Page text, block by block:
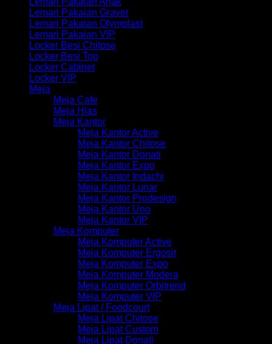
Lemari Pakaian Graver
Lemari Pakaian Olymplast
Lemari Pakaian VIP
Locker Besi Chitose
Locker Besi Top
Locker Cabinet
Locker VIP
Meja
Meja Cafe
Meja Hias
Meja Kantor
Meja Kantor Active
Meja Kantor Chitose
Meja Kantor Donati
Meja Kantor Expo
Meja Kantor Indachi
Meja Kantor Lunar
Meja Kantor Prodesign
Meja Kantor Uno
Meja Kantor VIP
Meja Komputer
Meja Komputer Active
Meja Komputer Ergosit
Meja Komputer Expo
Meja Komputer Modera
Meja Komputer Orbitrend
Meja Komputer VIP
Meja Lipat / Foodcourt
Meja Lipat Chitose
Meja Lipat Custom
Meja Lipat Donati